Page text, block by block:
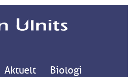
Hop til indhold
Aktuelt Biologi